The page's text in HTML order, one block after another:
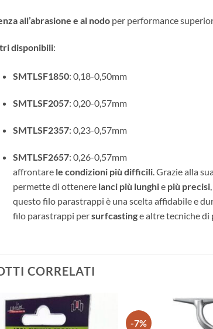
all’abrasione e al nodoper performance
disponibili:
SMTLSF1850: 0,18-0,50mm
SMTLSF2057: 0,20-0,57mm
SMTLSF2357: 0,23-0,57mm
SMTLSF2657: 0,26-
affrontare le condizioni più difficili. Grazie alla sua
permette di ottenere lanci più lunghie più precisi
questo filo parastrappi è una scelta affidabile e
filo parastrappi persurfcastinge altre tecniche di
CORRELATI
-7%